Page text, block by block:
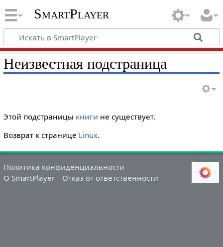
SmartPlayer
Неизвестная подстраница
Этой подстраницы книги не существует.
Возврат к странице Linux.
Политика конфиденциальности
О SmartPlayer
Отказ от ответственности